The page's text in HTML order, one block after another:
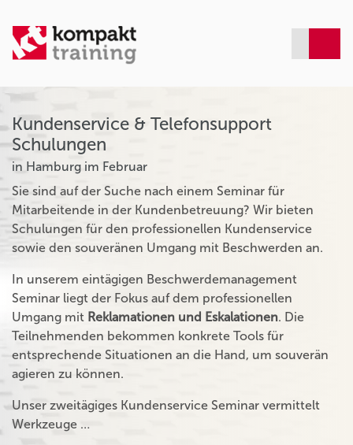
Kundenservice & Telefonsupport
Schulungen
in Hamburg im Februar
Sie sind auf der Suche nach einem Seminar für
Mitarbeitende in der Kundenbetreuung? Wir bieten
Schulungen für den professionellen Kundenservice
sowie den souveränen Umgang mit Beschwerden an.
In unserem eintägigen Beschwerdemanagement
Seminar liegt der Fokus auf dem professionellen
Umgang mit Reklamationen und Eskalationen. Die
Teilnehmenden bekommen konkrete Tools für
entsprechende Situationen an die Hand, um souverän
agieren zu können.
Unser zweitägiges Kundenservice Seminar vermittelt
Werkzeuge …